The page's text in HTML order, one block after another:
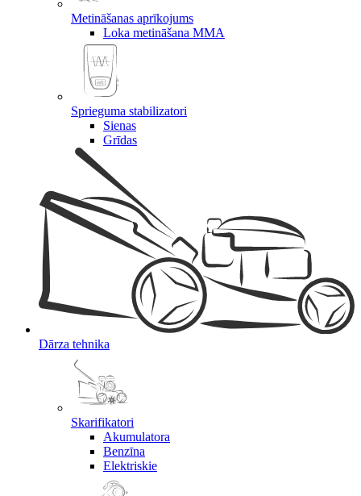
Metināšanas aprīkojums
Loka metināšana MMA
Sprieguma stabilizatori
Sienas
Grīdas
Dārza tehnika
Skarifikatori
Akumulatora
Benzīna
Elektriskie